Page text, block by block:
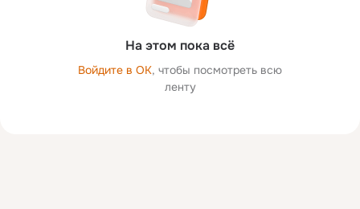
На этом пока всё
Войдите в ОК, чтобы посмотреть всю
ленту